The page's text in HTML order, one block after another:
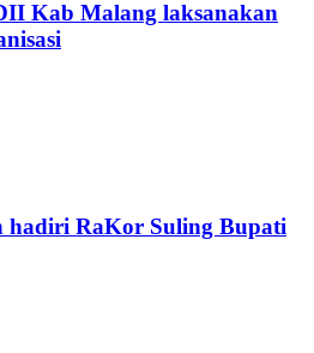
Kab Malang laksanakan
RaKor Suling Bupati